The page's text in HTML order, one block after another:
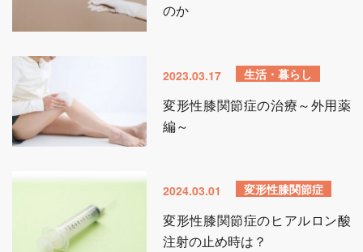
のか
2023.03.17 生活・暮らし
変形性膝関節症の治療～外用薬
編～
2024.03.01 変形性膝関節症
変形性膝関節症のヒアルロン酸
注射の止め時は？